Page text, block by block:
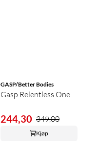
GASP/Better Bodies
Gasp Relentless One
244,30 349,00
Kjøp